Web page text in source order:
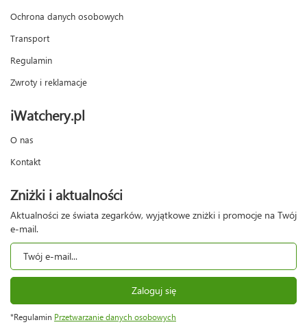
Ochrona danych osobowych
Transport
Regulamin
Zwroty i reklamacje
iWatchery.pl
O nas
Kontakt
Zniżki i aktualności
Aktualności ze świata zegarków, wyjątkowe zniżki i promocje na Twój
e-mail.
Zaloguj się
*Regulamin Przetwarzanie danych osobowych